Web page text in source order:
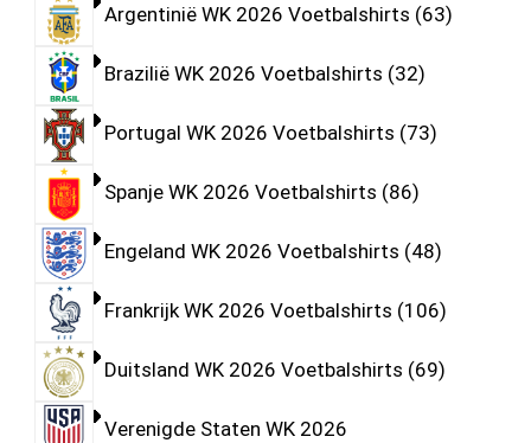
Argentinië WK 2026 Voetbalshirts 63
Brazilië WK 2026 Voetbalshirts 32
Portugal WK 2026 Voetbalshirts 73
Spanje WK 2026 Voetbalshirts 86
Engeland WK 2026 Voetbalshirts 48
Frankrijk WK 2026 Voetbalshirts 106
Duitsland WK 2026 Voetbalshirts 69
Verenigde Staten WK 2026